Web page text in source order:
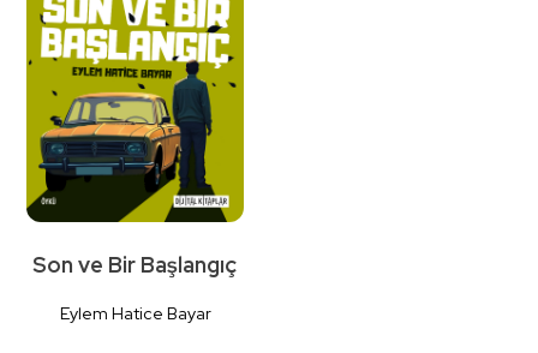
Son ve Bir Başlangıç
Eylem Hatice Bayar